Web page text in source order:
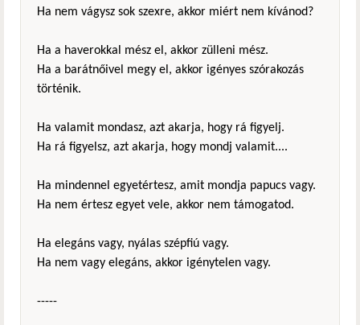
Ha nem vágysz sok szexre, akkor miért nem kívánod?
Ha a haverokkal mész el, akkor zülleni mész.
Ha a barátnőivel megy el, akkor igényes szórakozás
történik.
Ha valamit mondasz, azt akarja, hogy rá figyelj.
Ha rá figyelsz, azt akarja, hogy mondj valamit....
Ha mindennel egyetértesz, amit mondja papucs vagy.
Ha nem értesz egyet vele, akkor nem támogatod.
Ha elegáns vagy, nyálas szépfiú vagy.
Ha nem vagy elegáns, akkor igénytelen vagy.
-----